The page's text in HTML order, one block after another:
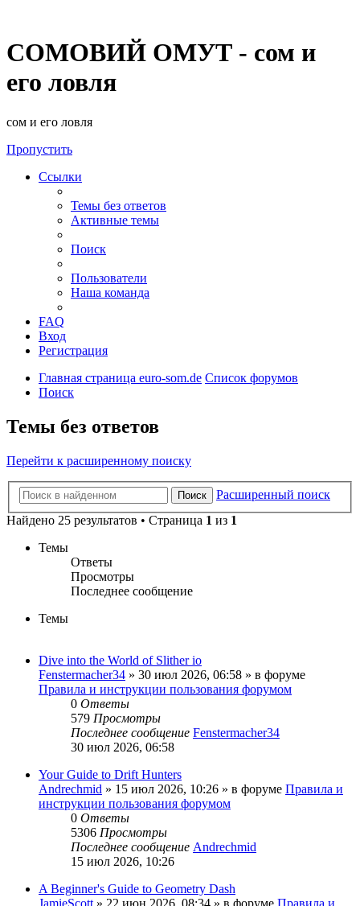
СОМОВИЙ ОМУТ - сом и
его ловля
сом и его ловля
Пропустить
Ссылки
Темы без ответов
Активные темы
Поиск
Пользователи
Наша команда
FAQ
Вход
Регистрация
Главная страница euro-som.de Список форумов
Поиск
Темы без ответов
Перейти к расширенному поиску
Поиск
Расширенный поиск
Найдено 25 результатов • Страница 1 из 1
Темы
Ответы
Просмотры
Последнее сообщение
Темы
Dive into the World of Slither io
Fenstermacher34 » 30 июл 2026, 06:58 » в форуме
Правила и инструкции пользования форумом
0 Ответы
579 Просмотры
Последнее сообщение Fenstermacher34
30 июл 2026, 06:58
Your Guide to Drift Hunters
Andrechmid » 15 июл 2026, 10:26 » в форуме Правила и
инструкции пользования форумом
0 Ответы
5306 Просмотры
Последнее сообщение Andrechmid
15 июл 2026, 10:26
A Beginner's Guide to Geometry Dash